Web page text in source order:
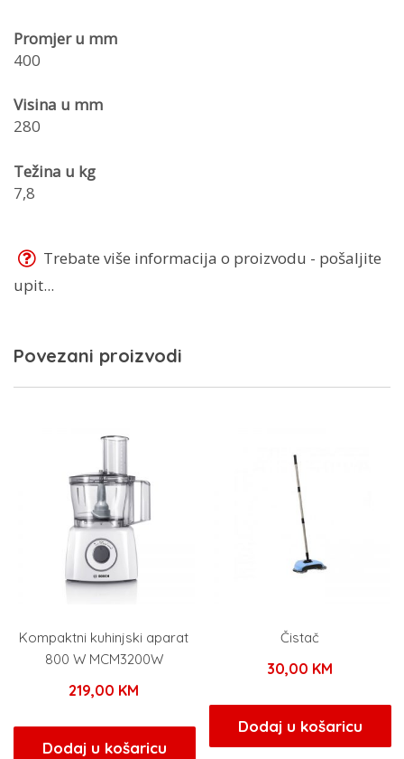
Promjer u mm
400
Visina u mm
280
Težina u kg
7,8
Trebate više informacija o proizvodu - pošaljite
upit...
Povezani proizvodi
Kompaktni kuhinjski aparat
800 W MCM3200W
219,00 KM
Dodaj u košaricu
Čistač
30,00 KM
Dodaj u košaricu